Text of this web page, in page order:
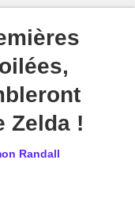
Zelda !
Randall